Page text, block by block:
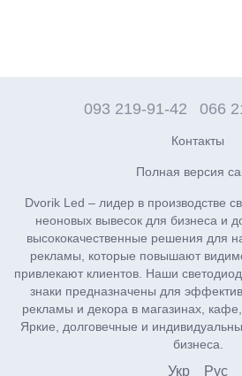
093 219-91-42 066
Контакты
Полная версия
Dvorik Led – лидер в производстве
неоновых вывесок для бизнеса и
высококачественные решения для
рекламы, которые повышают
привлекают клиентов. Наши
знаки предназначены для
рекламы и декора в магазинах,
Яркие, долговечные и
бизнеса.
Укр Рус